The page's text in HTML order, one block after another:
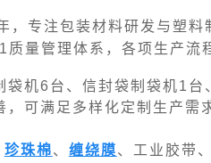
，专注包装材料研发与塑
量管理体系，各项生产流
机6台、信封袋制袋机1
可满足多样化定制生产需
珍珠棉、 缠绕膜、工业胶带、